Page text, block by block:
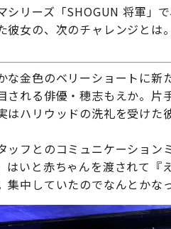
シリーズ「SHOGUN 将軍」
彼女の、次のチャレンジとは。
な金色のベリーショートに新
される俳優・穂志もえか。片
はハリウッドの洗礼を受けた
ッフとのコミュニケーショ
はいと赤ちゃんを渡されて『
集中していたのでなんとかな